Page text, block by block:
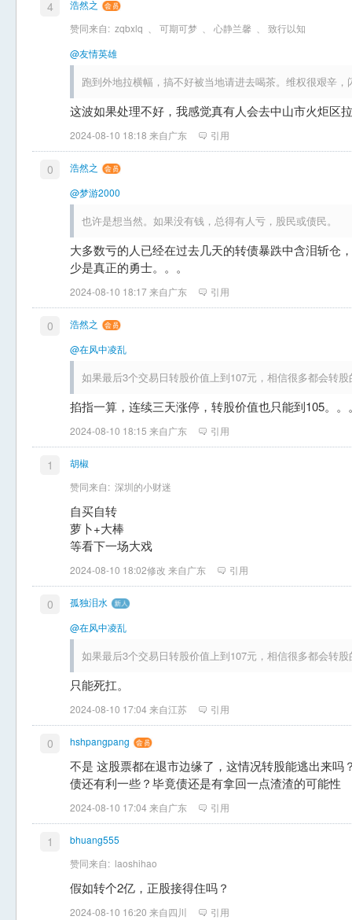
4
浩然之
赞同来自: zqbxlq 可期可梦 心静兰馨
致行以知
@友情英雄
跑到外地拉横幅，搞不好被当地请进去喝茶。维权很艰辛，
这波如果处理不好，我感觉真有人会去中山市火炬区
2024-08-10 18:18 来自广东 引用
0
浩然之
@梦游2000
也许是想当然。如果没有钱，总得有人亏，股民或债民。
大多数亏的人已经在过去几天的转债暴跌中含泪斩仓
少是真正的勇士。。。
2024-08-10 18:17 来自广东 引用
0
浩然之
@在风中凌乱
如果最后3个交易日转股价值上到107元，相信很多都会转
掐指一算，连续三天涨停，转股价值也只能到105。。
2024-08-10 18:15 来自广东 引用
1
胡椒
赞同来自: 深圳的小财迷
自买自转
萝卜+大棒
等看下一场大戏
2024-08-10 18:02修改 来自广东 引用
0
孤独泪水
@在风中凌乱
如果最后3个交易日转股价值上到107元，相信很多都会转
只能死扛。
2024-08-10 17:04 来自江苏 引用
0 hshpangpang
不是 这股票都在退市边缘了，这情况转股能逃出来吗
债还有利一些？毕竟债还是有拿回一点渣渣的可能性
2024-08-10 17:04 来自广东 引用
1
bhuang555
赞同来自: laoshihao
假如转个2亿，正股接得住吗？
2024-08-10 16:20 来自四川 引用